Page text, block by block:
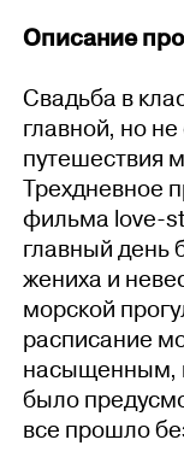
Описание
Свадьба в
главной, но
путешествия
Трехдневное
фильма love-
главный день
жениха и
морской
расписание
насыщенным,
было
все прошло